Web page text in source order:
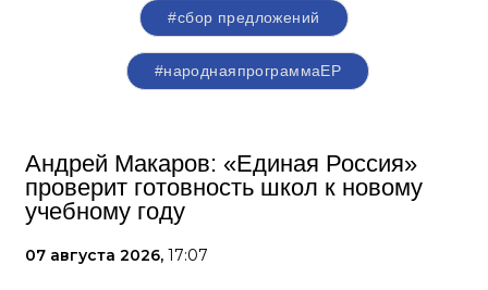
#сбор предложений
#народнаяпрограммаЕР
Андрей Макаров: «Единая Россия»
проверит готовность школ к новому
учебному году
07 августа 2026, 17:07